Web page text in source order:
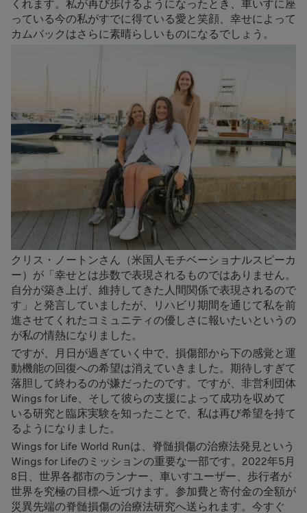
くれます。私が再び歩けるようになったとき、車いすに座
っている今の私がすでに得ている愛と笑顔、幸せによって
カムバックはさらに素晴らしいものになるでしょう。
クリス・ノートンさん（米国人モチベーショナルスピーカ
ー）が「幸せとは歩数で表現されるものではありません。
自分が築き上げ、維持してきた人間関係で表現されるので
す」と発言していましたが、リハビリ期間を通じて私を前
進させてくれたコミュニティの優しさに報いたいというの
が私の情熱になりました。
ですが、月日が過ぎていく中で、損傷部から下の感覚と運
動機能の回復への希望は消えていきました。期待しすぎて
落胆して終わるのが嫌だったのです。ですが、非営利団体
Wings for Life、そして彼らの支援によって成功を収めて
いる研究と臨床実験を知ったことで、私は再び希望を持て
るようになりました。
Wings for Life World Runは、脊髄損傷の治療法発見という
Wings for Lifeのミッションの重要な一部です。2022年5月
8日、世界各都市のランナー、車いすユーザー、歩行者が
世界を究極の目標へ近づけます。参加費と寄付金の全額が
災異先端の脊髄損傷の治療法研究へ送られます。今すぐ